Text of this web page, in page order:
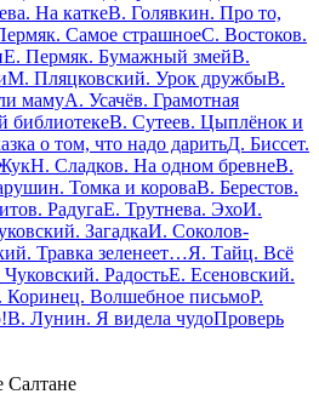
На каткеВ. Голявкин. Про то,
Самое страшноеС. Востоков.
Е. Пермяк. Бумажный змейВ.
М. Пляцковский. Урок дружбыВ.
мамуА. Усачёв. Грамотная
библиотекеВ. Сутеев. Цыплёнок и
о том, что надо даритьД. Биссет.
Н. Сладков. На одном бревнеВ.
Томка и короваВ. Берестов.
РадугаЕ. Трутнева. ЭхоИ.
ЗагадкаИ. Соколов-
Травка зеленеет…Я. Тайц. Всё
РадостьЕ. Есеновский.
Волшебное письмоР.
В. Лунин. Я видела чудоПроверь
Салтане